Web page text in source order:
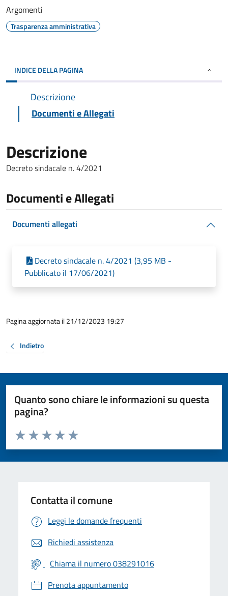
Argomenti
Trasparenza amministrativa
INDICE DELLA PAGINA
Descrizione
Documenti e Allegati
Descrizione
Decreto sindacale n. 4/2021
Documenti e Allegati
Documenti allegati
Decreto sindacale n. 4/2021 (3,95 MB -
Pubblicato il 17/06/2021)
Pagina aggiornata il 21/12/2023 19:27
Indietro
Quanto sono chiare le informazioni su questa
pagina?
Valuta da 1 a 5 stelle la pagina
Valuta 5 stelle su 5
Valuta 4 stelle su 5
Valuta 3 stelle su 5
Valuta 2 stelle su 5
Valuta 1 stelle su 5
Contatta il comune
Leggi le domande frequenti
Richiedi assistenza
Chiama il numero 038291016
Prenota appuntamento